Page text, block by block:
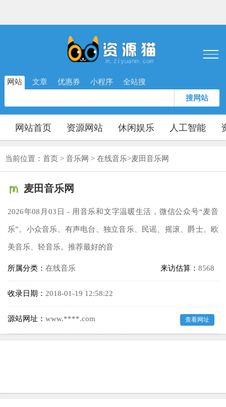
网站 文章 优惠券 小程序 全站搜
搜网站
网站首页 资源网站 休闲娱乐 人工智能
当前位置： 首页 > 音乐网 > 在线音乐>麦田音乐网
麦田音乐网
2026年08月03日 - 用音乐和文字温暖生活，微信公众号“麦音
乐”。小众音乐、有声电台、独立音乐、民谣、摇滚、爵士、欧
美音乐、轻音乐。推荐最好的音
所属分类： 在线音乐 来访估算： 8568
收录日期： 2018-01-19 12:58:22
源站网址： www.****.com 查看网址